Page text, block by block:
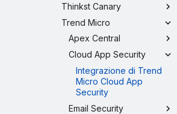
Thinkst Canary
Trend Micro
Apex Central
Cloud App Security
Integrazione di Trend
Micro Cloud App
Security
Email Security